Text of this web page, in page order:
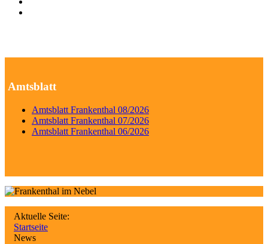
Amtsblatt
Amtsblatt Frankenthal 08/2026
Amtsblatt Frankenthal 07/2026
Amtsblatt Frankenthal 06/2026
Aktuelle Seite:
Startseite
News